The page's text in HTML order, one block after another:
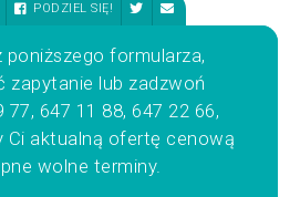
PODZIEL SIĘ!
poniższego formularza,
zapytanie lub zadzwoń
77, 647 11 88, 647 22 66,
Ci aktualną ofertę cenową
wolne terminy.